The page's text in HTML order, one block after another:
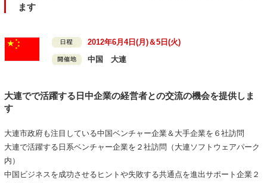
ます
2012年6月4日(月)＆5日(火)
中国 大連
大連でで活躍する日中企業の経営者との交流の機会を提供しま
す
大連市政府も注目している中国ベンチャー企業＆大手企業を６社訪問
大連で活躍する日系ベンチャー企業を２社訪問（大連ソフトウェアパーク
内）
中国ビジネスを成功させるヒントや失敗する共通点を進出サポート企業２